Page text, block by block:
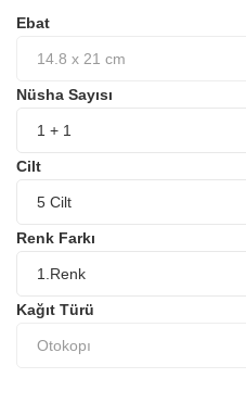
Ebat
14.8 x 21 cm
Nüsha Sayısı
1 + 1
Cilt
5 Cilt
Renk Farkı
1.Renk
Kağıt Türü
Otokopı